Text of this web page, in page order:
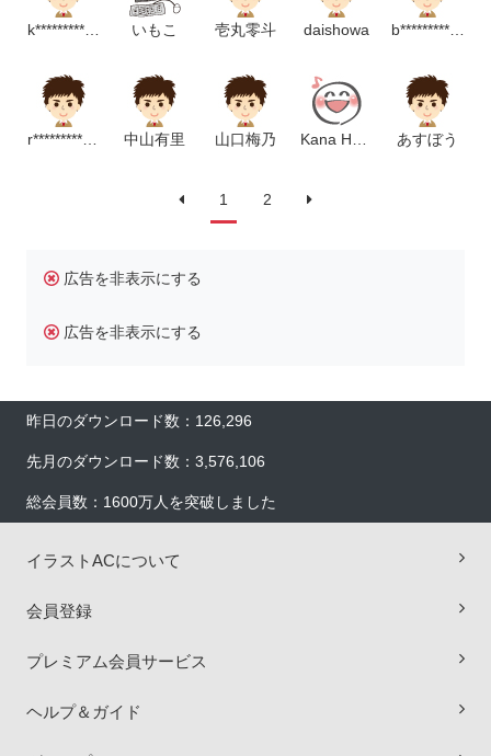
k*****************p いもこ 壱丸零斗 daishowa b*******************m
r*******************p 中山有里 山口梅乃 Kana Hokkaido あすぼう
1 2
広告を非表示にする
広告を非表示にする
昨日のダウンロード数：126,296
先月のダウンロード数：3,576,106
総会員数：1600万人を突破しました
イラストACについて
会員登録
プレミアム会員サービス
ヘルプ＆ガイド